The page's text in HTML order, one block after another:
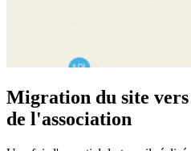
Migration du site
de l'association